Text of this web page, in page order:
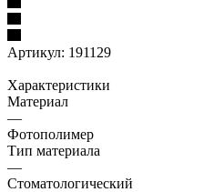
Артикул: 191129
Характеристики
Материал
—
Фотополимер
Тип материала
—
Стоматологический